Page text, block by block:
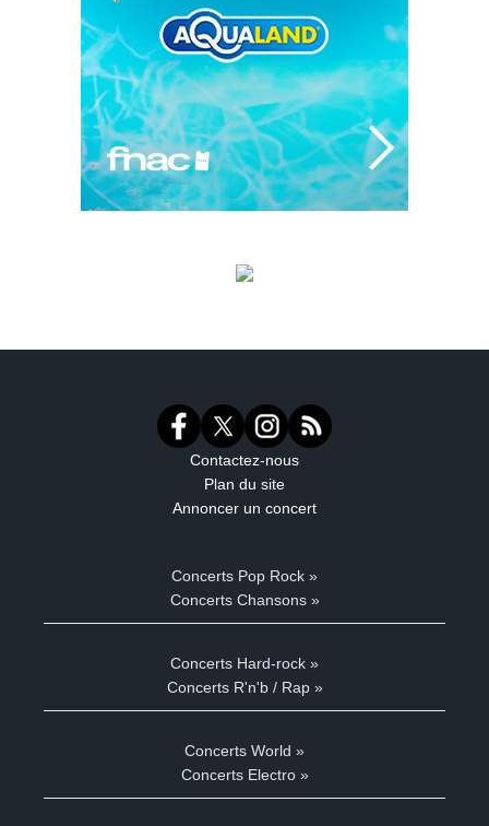
Contactez-nous
Plan du site
Annoncer un concert
Concerts Pop Rock »
Concerts Chansons »
Concerts Hard-rock »
Concerts R'n'b / Rap »
Concerts World »
Concerts Electro »